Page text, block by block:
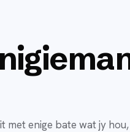
met enige bate wat jy